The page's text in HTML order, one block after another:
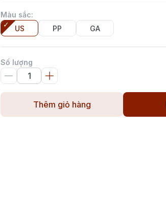
Màu sắc:
US
PP GA
Số lượng
Thêm giỏ hàng